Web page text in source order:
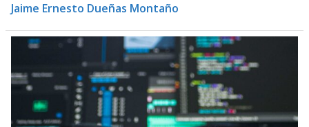
Jaime Ernesto Dueñas Montaño